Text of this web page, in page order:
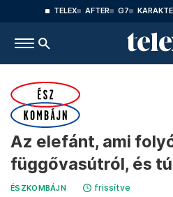
TELEX AFTER G7
Az elefánt, ami
függővasútról, és
ÉSZKOMBÁJN frissítve